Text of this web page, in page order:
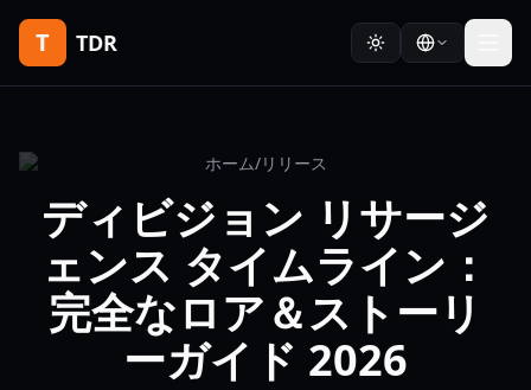
T TDR
ホーム/リリース
ディビジョン リサージ
ェンス タイムライン：
完全なロア＆ストーリ
ーガイド 2026